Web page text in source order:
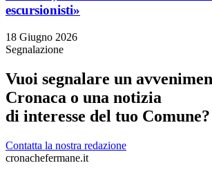
escursionisti»
18 Giugno 2026
Segnalazione
Vuoi segnalare un
Cronaca o una notizia
di interesse del tuo Comune?
Contatta la nostra redazione
cronachefermane.it